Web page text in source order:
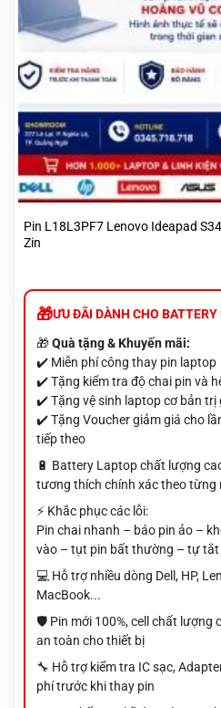
Pin L18L3PF7 Lenovo Ideapad
Zin
ƯU ĐÃI DÀNH CHO
🎁Quà tặng & Khuyến mãi:
✔️ Miễn phí công thay pin laptop
✔️ Tặng kiểm tra độ chai pin và
✔️ Tặng vệ sinh laptop cơ bản trị
✔️ Tặng Voucher giảm giá cho
tiếp theo
🔋 Battery Laptop chất lượng
tương thích chính xác theo từng
⚡ Khắc phục các lỗi:
Pin chai nhanh – báo pin ảo –
vào – tụt pin bất thường – tự tắt
💻 Hỗ trợ nhiều dòng Dell, HP,
MacBook...
🛡️ Pin mới 100%, cell chất lượng
an toàn cho thiết bị
🔧 Hỗ trợ kiểm tra IC sạc,
phí trước khi thay pin